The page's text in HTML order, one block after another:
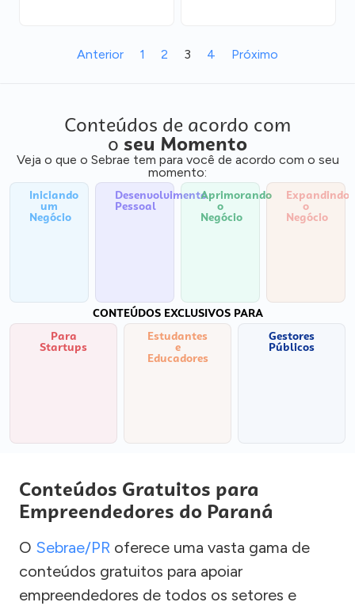
Anterior 1 2 3 4 Próximo
Conteúdos de acordo com
o seu Momento
Veja o que o Sebrae tem para você de acordo com o seu
momento:
Iniciando
um
Negócio
Desenvolvimento
Pessoal
Aprimorando
o
Negócio
Expandindo
o
Negócio
CONTEÚDOS EXCLUSIVOS PARA
Para
Startups
Estudantes
e
Educadores
Gestores
Públicos
Conteúdos Gratuitos para
Empreendedores do Paraná
O Sebrae/PR oferece uma vasta gama de
conteúdos gratuitos para apoiar
empreendedores de todos os setores e